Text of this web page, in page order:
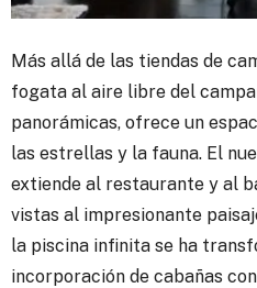
Más allá de las tiendas de
fogata al aire libre del
panorámicas, ofrece un
las estrellas y la fauna. El
extiende al restaurante y al
vistas al impresionante
la piscina infinita se ha
incorporación de cabañas